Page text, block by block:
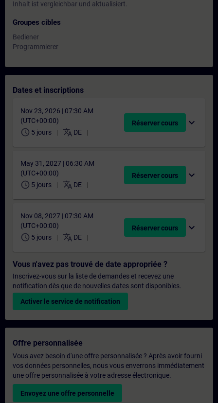
Inhalt ist vergleichbar und aktualisiert.
Groupes cibles
Bediener
Programmierer
Dates et inscriptions
Nov 23, 2026 | 07:30 AM
(UTC+00:00)
schedule 5 jours translate DE
Réserver cours expand_more
May 31, 2027 | 06:30 AM
(UTC+00:00)
schedule 5 jours translate DE
Réserver cours expand_more
Nov 08, 2027 | 07:30 AM
(UTC+00:00)
schedule 5 jours translate DE
Réserver cours expand_more
Vous n'avez pas trouvé de date appropriée ?
Inscrivez-vous sur la liste de demandes et recevez une
notification dès que de nouvelles dates sont disponibles.
Activer le service de notification
Offre personnalisée
Vous avez besoin d'une offre personnalisée ? Après avoir fourni
vos données personnelles, nous vous enverrons immédiatement
une offre personnalisée à votre adresse électronique.
Envoyez une offre personnelle